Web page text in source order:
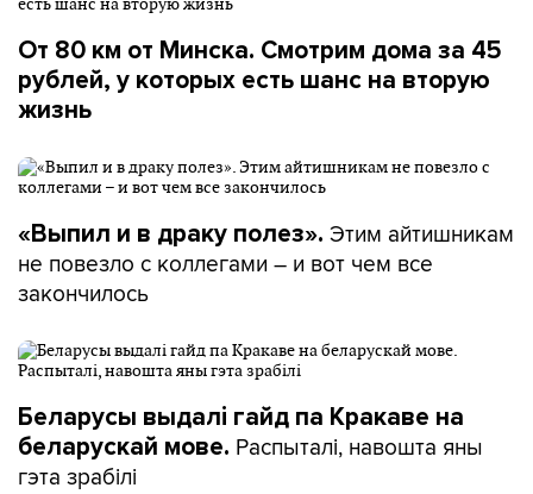
От 80 км от Минска. Смотрим дома за 45
рублей, у которых есть шанс на вторую
жизнь
«Выпил и в драку полез». Этим айтишникам
не повезло с коллегами – и вот чем все
закончилось
Беларусы выдалі гайд па Кракаве на
беларускай мове. Распыталі, навошта яны
гэта зрабілі